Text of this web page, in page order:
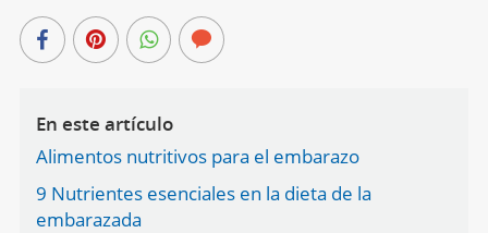
En este artículo
Alimentos nutritivos para el embarazo
9 Nutrientes esenciales en la dieta de la
embarazada